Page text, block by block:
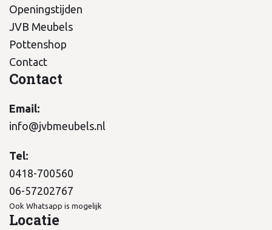
Openingstijden
JVB Meubels
Pottenshop
Contact
Contact
Email:
info@jvbmeubels.nl
Tel:
0418-700560
06-57202767
Ook Whatsapp is mogelijk
Locatie